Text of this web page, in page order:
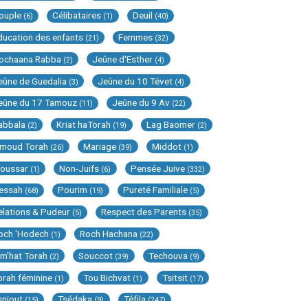
(6) Célibataires (1) Deuil (40)
des enfants (21) Femmes (32)
Rabba (2) Jeûne d'Esther (4)
de Guedalia (3) Jeûne du 10 Tévet (4)
du 17 Tamouz (11) Jeûne du 9 Av (22)
(2) Kriat haTorah (19) Lag Baomer (2)
Torah (26) Mariage (39) Middot (1)
(1) Non-Juifs (6) Pensée Juive (332)
(68) Pourim (19) Pureté Familiale (5)
& Pudeur (5) Respect des Parents (35)
'Hodech (1) Roch Hachana (22)
Torah (2) Souccot (39) Techouva (9)
féminine (1) Tou Bichvat (1) Tsitsit (17)